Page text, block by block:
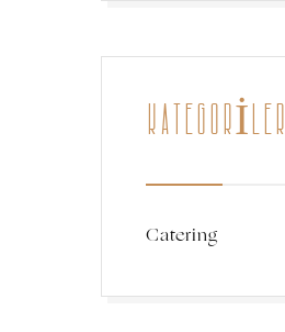
KATEGORILER
Catering